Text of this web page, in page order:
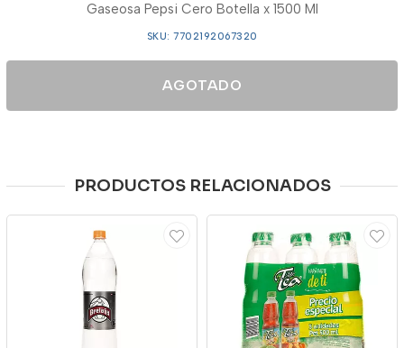
Gaseosa Pepsi Cero Botella x 1500 Ml
SKU: 7702192067320
AGOTADO
PRODUCTOS RELACIONADOS